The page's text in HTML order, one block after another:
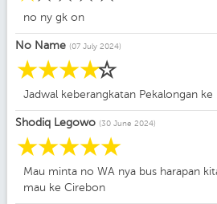
no ny gk on
No Name (07 July 2024)
☆
☆
☆
☆
☆
Jadwal keberangkatan Pekalongan ke
Shodiq Legowo (30 June 2024)
☆
☆
☆
☆
☆
Mau minta no WA nya bus harapan
mau ke Cirebon